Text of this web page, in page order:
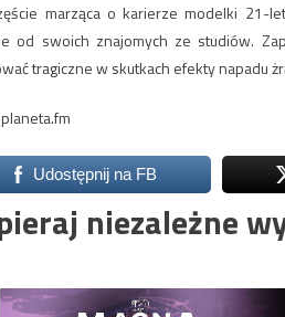
marząca o karierze modelki 21-
od swoich znajomych ze studiów.
tragiczne w skutkach efekty napadu
Udostępnij na FB
niezależne